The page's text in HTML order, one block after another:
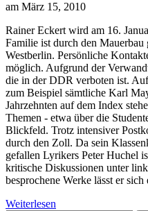
am März 15, 2010
Rainer Eckert wird am 16.
Familie ist durch den Mauerbau
Westberlin. Persönliche
möglich. Aufgrund der
die in der DDR verboten ist.
zum Beispiel sämtliche Karl
Jahrzehnten auf dem Index
Themen - etwa über die
Blickfeld. Trotz intensiver
durch den Zoll. Da sein
gefallen Lyrikers Peter Huchel
kritische Diskussionen unter
besprochene Werke lässt er sich
Weiterlesen